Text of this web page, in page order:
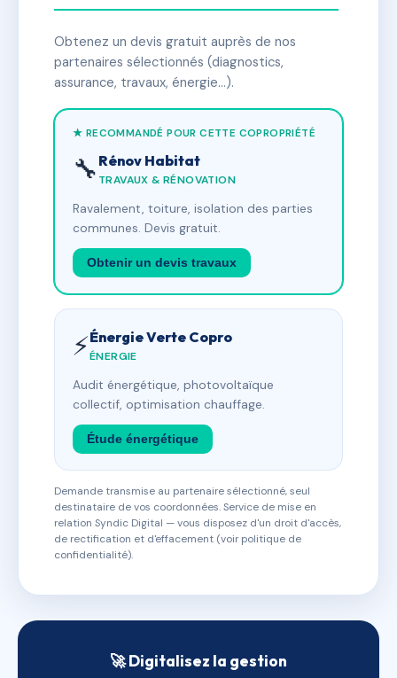
Obtenez un devis gratuit auprès de nos
partenaires sélectionnés (diagnostics,
assurance, travaux, énergie…).
★ RECOMMANDÉ POUR CETTE COPROPRIÉTÉ
🔧 Rénov Habitat
TRAVAUX & RÉNOVATION
Ravalement, toiture, isolation des parties
communes. Devis gratuit.
Obtenir un devis travaux
⚡Énergie Verte Copro
ÉNERGIE
Audit énergétique, photovoltaïque
collectif, optimisation chauffage.
Étude énergétique
Demande transmise au partenaire sélectionné, seul
destinataire de vos coordonnées. Service de mise en
relation Syndic Digital — vous disposez d'un droit d'accès,
de rectification et d'effacement (voir politique de
confidentialité).
🚀 Digitalisez la gestion